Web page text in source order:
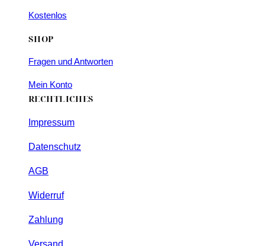
Kostenlos
SHOP
Fragen und Antworten
Mein Konto
RECHTLICHES
Impressum
Datenschutz
AGB
Widerruf
Zahlung
Versand